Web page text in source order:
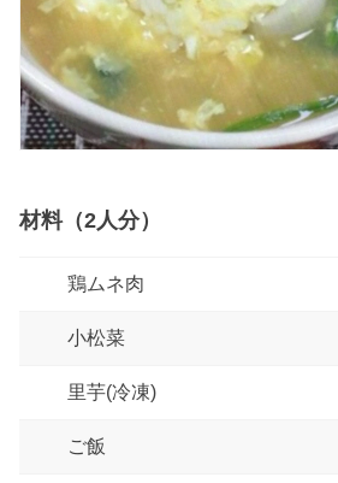
材料（2人分）
鶏ムネ肉
小松菜
里芋(冷凍)
ご飯